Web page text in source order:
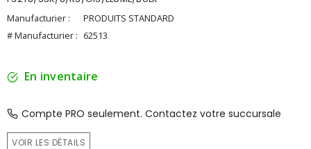
Manufacturier :
PRODUITS STANDARD
# Manufacturier : 62513
En inventaire
Compte PRO seulement. Contactez votre succursale
VOIR LES DÉTAILS